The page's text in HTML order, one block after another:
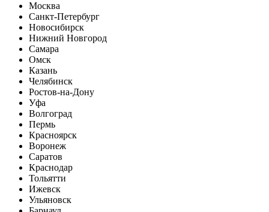
Москва
Санкт-Петербург
Новосибирск
Нижний Новгород
Самара
Омск
Казань
Челябинск
Ростов-на-Дону
Уфа
Волгоград
Пермь
Красноярск
Воронеж
Саратов
Краснодар
Тольятти
Ижевск
Ульяновск